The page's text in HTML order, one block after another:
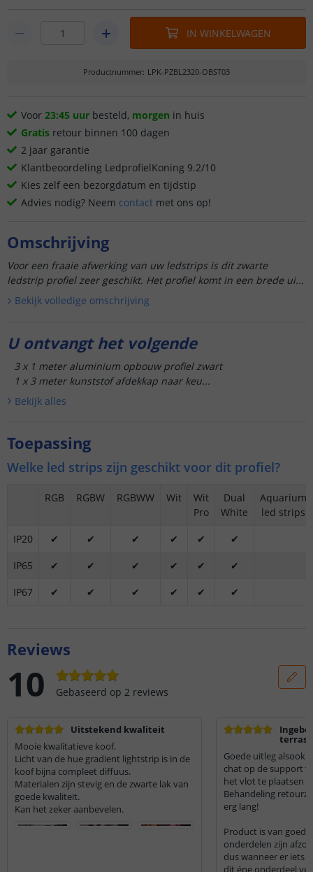
IN WINKELWAGEN
Productnummer: LPK-PZBL2320-OBST03
Voor 23:45 uur besteld, morgen in huis
Gratis retour binnen 100 dagen
2 jaar garantie
Klantbeoordeling LedprofielKoning 9.2/10
Kies zelf een bezorgdatum en tijdstip
Advies nodig? Neem contact met ons op!
Omschrijving
Voor een fraaie afwerking van uw ledstrips is dit zwarte
ledstrip profiel zeer geschikt. Het profiel komt in een brede ui...
Bekijk volledige omschrijving
U ontvangt het volgende
3 x 1 meter aluminium opbouw profiel zwart
1 x 3 meter kunststof afdekkap naar keu...
Bekijk alles
Toepassing
Welke led strips zijn geschikt voor dit profiel?
RGB RGBW RGBWW Wit
Wit
Pro
Dual
White
Aquarium
led strips
IP20
✔ ✔ ✔ ✔ ✔
✔
IP65
✔ ✔ ✔ ✔ ✔
✔
IP67
✔ ✔ ✔ ✔ ✔ ✔
Reviews
10 Gebaseerd op 2 reviews
Uitstekend kwaliteit
Mooie kwalitatieve koof.
Licht van de hue gradient lightstrip is in de
koof bijna compleet diffuus.
Materialen zijn stevig en de zwarte lak van
goede kwaliteit.
Kan het zeker aanbevelen.
Goede uitleg alsook
chat op de support
het vlot te plaatsen
Behandeling
erg lang!
Product is van
onderdelen zijn
dus wanneer er iets
dit éne onderdeel